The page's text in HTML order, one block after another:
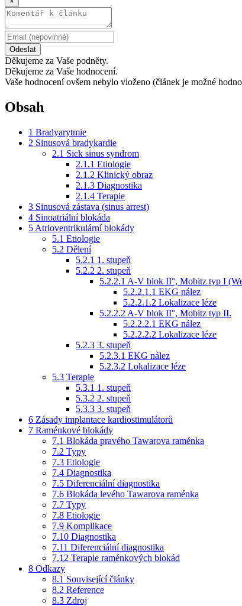
Odeslat
Děkujeme za Vaše podněty.
Děkujeme za Vaše hodnocení.
Vaše hodnocení ovšem nebylo vloženo (článek je možné
Obsah
1 Bradyarytmie
2 Sinusová bradykardie
2.1 Sick sinus syndrom
2.1.1 Etiologie
2.1.2 Klinický obraz
2.1.3 Diagnostika
2.1.4 Terapie
3 Sinusová zástava (sinus arrest)
4 Sinoatriální blokáda
5 Atrioventrikulární blokády
5.1 Etiologie
5.2 Dělení
5.2.1 1. stupeň
5.2.2 2. stupeň
5.2.2.1 A-V blok II°, Mobitz typ I
5.2.2.1.1 EKG nález
5.2.2.1.2 Lokalizace léze
5.2.2.2 A-V blok II°, Mobitz typ II.
5.2.2.2.1 EKG nález
5.2.2.2.2 Lokalizace léze
5.2.3 3. stupeň
5.2.3.1 EKG nález
5.2.3.2 Lokalizace léze
5.3 Terapie
5.3.1 1. stupeň
5.3.2 2. stupeň
5.3.3 3. stupeň
6 Zásady implantace kardiostimulátorů
7 Raménkové blokády
7.1 Blokáda pravého Tawarova raménka
7.2 Typy
7.3 Etiologie
7.4 Diagnostika
7.5 Diferenciální diagnostika
7.6 Blokáda levého Tawarova raménka
7.7 Typy
7.8 Etiologie
7.9 Komplikace
7.10 Diagnostika
7.11 Diferenciální diagnostika
7.12 Terapie raménkových blokád
8 Odkazy
8.1 Související články
8.2 Reference
8.3 Zdroj